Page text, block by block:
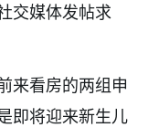
交媒体发帖求
来看房的两组申
即将迎来新生儿